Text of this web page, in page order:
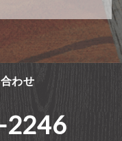
わせ
2246